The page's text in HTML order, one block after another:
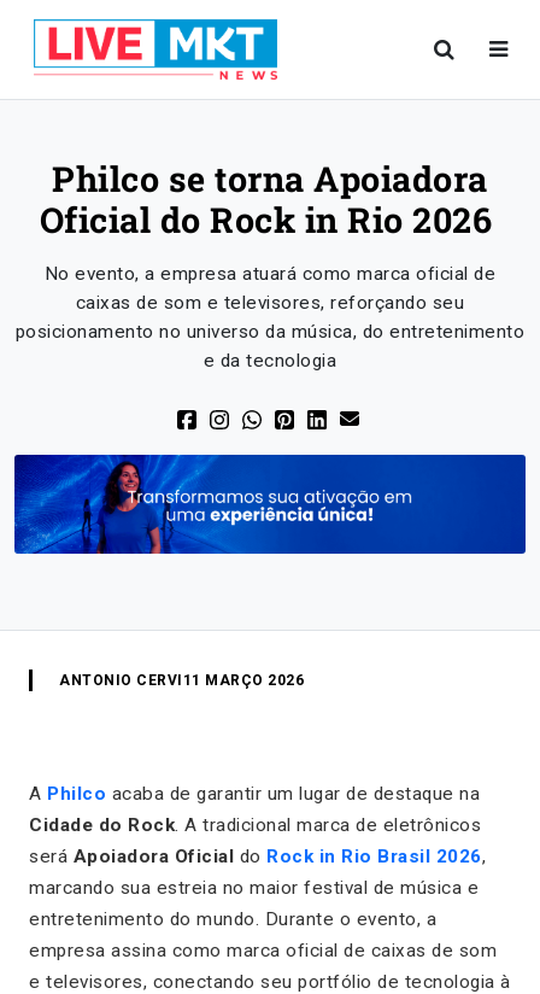
Philco se torna Apoiadora
Oficial do Rock in Rio 2026
No evento, a empresa atuará como marca oficial de
caixas de som e televisores, reforçando seu
posicionamento no universo da música, do entretenimento
e da tecnologia
ANTONIO CERVI 11 MARÇO 2026
A Philco acaba de garantir um lugar de destaque na
Cidade do Rock. A tradicional marca de eletrônicos
será Apoiadora Oficial do Rock in Rio Brasil 2026,
marcando sua estreia no maior festival de música e
entretenimento do mundo. Durante o evento, a
empresa assina como marca oficial de caixas de som
e televisores, conectando seu portfólio de tecnologia à